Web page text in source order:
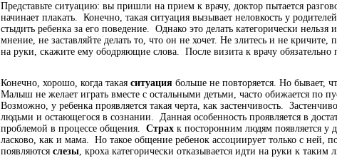
Представьте ситуацию: вы пришли на прием к врачу, доктор пытается
начинает плакать. Конечно, такая ситуация вызывает неловкость у
стыдить ребенка за его поведение. Однако это делать категорически
мнение, не заставляйте делать то, что он не хочет. Не злитесь и не кричите,
на руки, скажите ему ободряющие слова. После визита к врачу обязательно
Конечно, хорошо, когда такая ситуация больше не повторяется. Но бывает,
Малыш не желает играть вместе с остальными детьми, часто обижается по
Возможно, у ребенка проявляется такая черта, как застенчивость.
людьми и остающегося в сознании. Данная особенность проявляется в
проблемой в процессе общения. Страх к посторонним людям появляется у
ласково, как и мама. Но такое общение ребенок ассоциирует только с ней,
появляются слезы, кроха категорически отказывается идти на руки к таким